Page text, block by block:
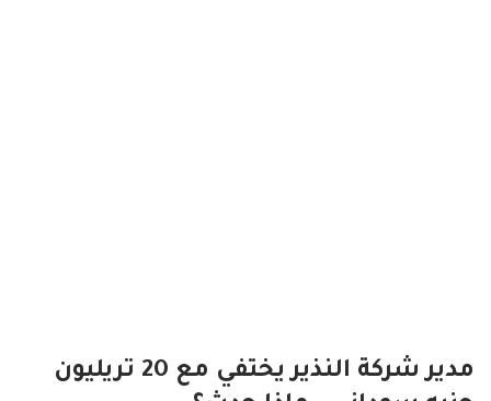
مدير شركة النذير يختفي مع 20 تريليون